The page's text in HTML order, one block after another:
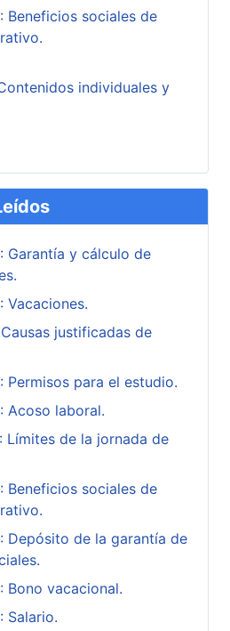
Beneficios sociales de
individuales y
Garantía y cálculo de
Vacaciones.
justificadas de
Permisos para el estudio.
Acoso laboral.
Límites de la jornada de
Beneficios sociales de
Depósito de la garantía de
Bono vacacional.
Salario.